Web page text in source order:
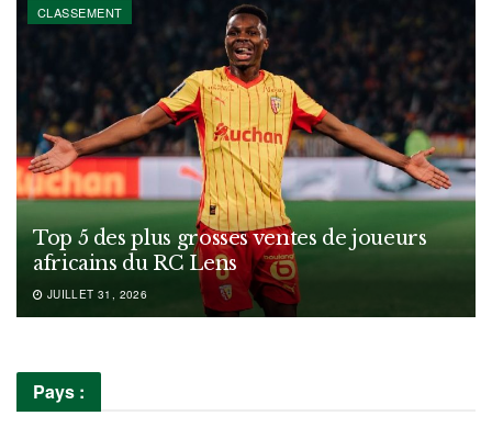
CLASSEMENT
Top 5 des plus grosses ventes de joueurs
africains du RC Lens
JUILLET 31, 2026
Pays :